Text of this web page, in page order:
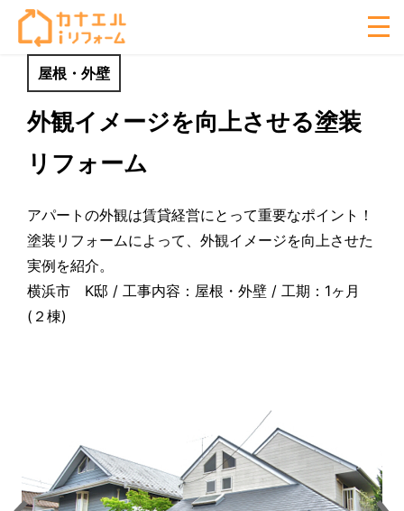
屋根・外壁
外観イメージを向上させる塗装
リフォーム
アパートの外観は賃貸経営にとって重要なポイント！
塗装リフォームによって、外観イメージを向上させた
実例を紹介。
横浜市 K邸 / 工事内容：屋根・外壁 / 工期：1ヶ月
(２棟)